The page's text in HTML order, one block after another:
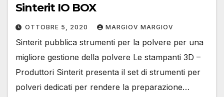
Sinterit IO BOX
OTTOBRE 5, 2020 MARGIOV MARGIOV
Sinterit pubblica strumenti per la polvere per una
migliore gestione della polvere Le stampanti 3D –
Produttori Sinterit presenta il set di strumenti per
polveri dedicati per rendere la preparazione…